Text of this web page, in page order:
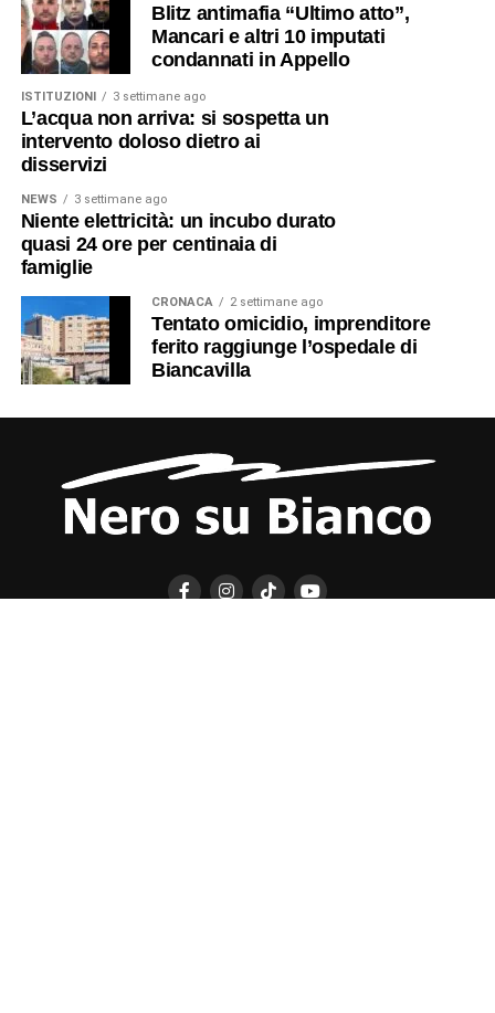
Blitz antimafia “Ultimo atto”,
Mancari e altri 10 imputati
condannati in Appello
ISTITUZIONI 3 settimane ago
L’acqua non arriva: si sospetta un
intervento doloso dietro ai
disservizi
NEWS 3 settimane ago
Niente elettricità: un incubo durato
quasi 24 ore per centinaia di
famiglie
CRONACA 2 settimane ago
Tentato omicidio, imprenditore
ferito raggiunge l’ospedale di
Biancavilla